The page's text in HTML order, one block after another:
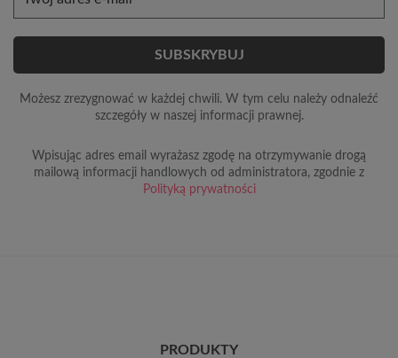
Możesz zrezygnować w każdej chwili. W tym celu należy odnaleźć
szczegóły w naszej informacji prawnej.
Wpisując adres email wyrażasz zgodę na otrzymywanie drogą
mailową informacji handlowych od administratora, zgodnie z
Polityką prywatności
PRODUKTY